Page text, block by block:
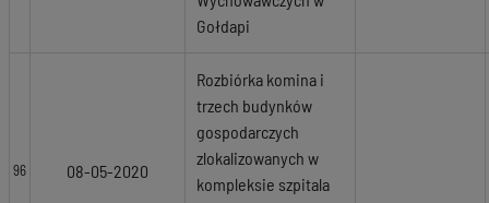
Gołdapi
96 08-05-2020
Rozbiórka komina i
trzech budynków
gospodarczych
zlokalizowanych w
kompleksie szpitala